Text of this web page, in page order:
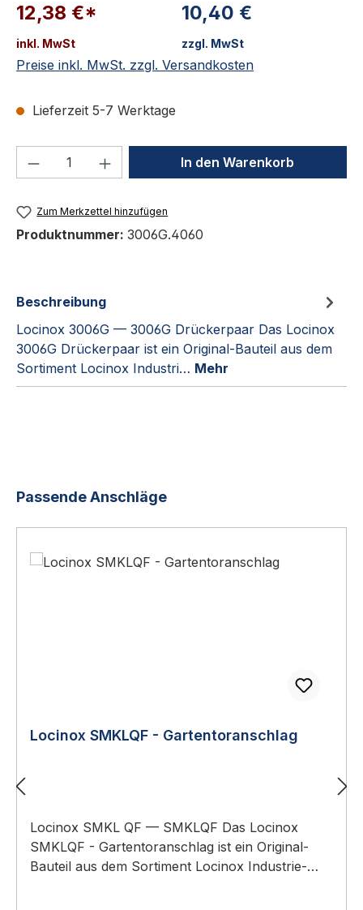
12,38 €*
inkl. MwSt
10,40 €
zzgl. MwSt
Preise inkl. MwSt. zzgl. Versandkosten
Lieferzeit 5-7 Werktage
Produkt Anzahl: Gib denIn den Warenkorb
Zum Merkzettel hinzufügen
Produktnummer: 3006G.4060
Beschreibung
Locinox 3006G — 3006G Drückerpaar Das Locinox
3006G Drückerpaar ist ein Original-Bauteil aus dem
Sortiment Locinox Industri… Mehr
Produktgalerie überspringen
Passende Anschläge
Locinox SMKLQF - Gartentoranschlag
Locinox SMKL QF — SMKLQF Das Locinox
SMKLQF - Gartentoranschlag ist ein Original-
Bauteil aus dem Sortiment Locinox Industrie-